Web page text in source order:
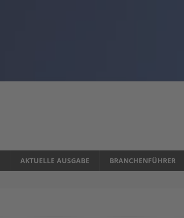
AKTUELLE AUSGABE BRANCHENFÜHRER